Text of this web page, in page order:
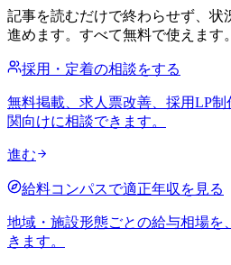
記事を読むだけで終わらせず、状
進めます。すべて無料で使えます。
採用・定着の相談をする
無料掲載、求人票改善、採用LP
関向けに相談できます。
進む
給料コンパスで適正年収を見る
地域・施設形態ごとの給与相場を
きます。